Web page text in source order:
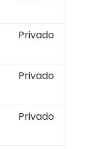
Privado
Privado
Privado